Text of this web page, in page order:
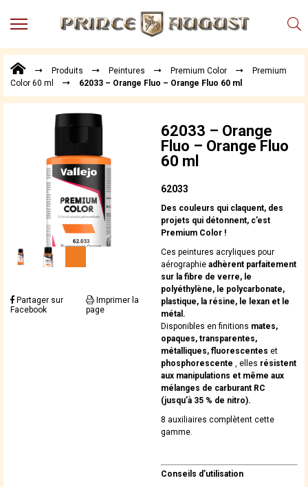
MENU
Points
de
Vente
Conseil
Actualités
Téléchargements
Techniques,
trucs et
astuces
Vidéos
Produits Peintures Premium Color
Premium
Color 60 ml
62033 – Orange Fluo – Orange Fluo 60 ml
Partager sur
Facebook
Imprimer la
page
62033 – Orange
Fluo – Orange Fluo
60 ml
62033
Des couleurs qui claquent, des
projets qui détonnent, c’est
Premium Color !
Ces peintures acryliques pour
aérographie adhèrent parfaitement
sur la fibre de verre, le
polyéthylène, le polycarbonate,
plastique, la résine, le lexan et le
métal.
Disponibles en finitions mates,
opaques, transparentes,
métalliques, fluorescentes et
phosphorescente , elles résistent
aux manipulations et même aux
mélanges de carburant RC
(jusqu’à 35 % de nitro).
8 auxiliaires complètent cette
gamme.
Conseils d’utilisation